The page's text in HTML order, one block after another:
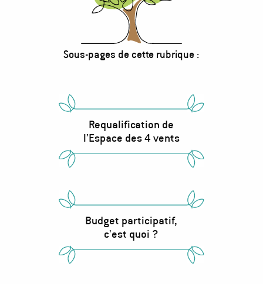
Sous-pages de cette rubrique :
Requalification de
l’Espace des 4 vents
Budget participatif,
c'est quoi ?